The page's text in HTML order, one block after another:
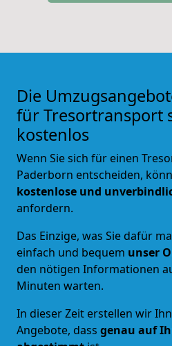
Die
für Tresortransport
kostenlos
Wenn Sie sich für einen
Paderborn entscheiden,
kostenlose und
anfordern.
Das Einzige, was Sie dafür
einfach und bequem unser
den nötigen Informationen
Minuten warten.
In dieser Zeit erstellen wir
Angebote, dass genau auf